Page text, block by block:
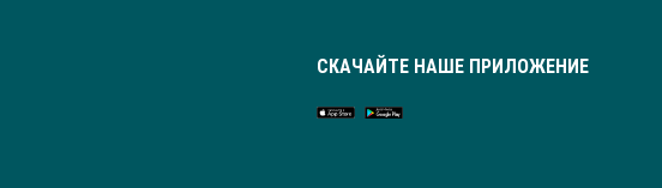
СКАЧАЙТЕ НАШЕ ПРИЛОЖЕНИЕ